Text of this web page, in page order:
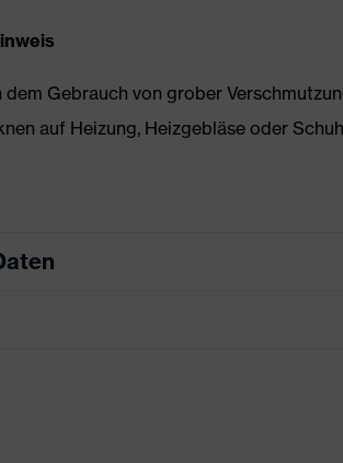
dem Gebrauch von grober
auf Heizung, Heizgebläse oder